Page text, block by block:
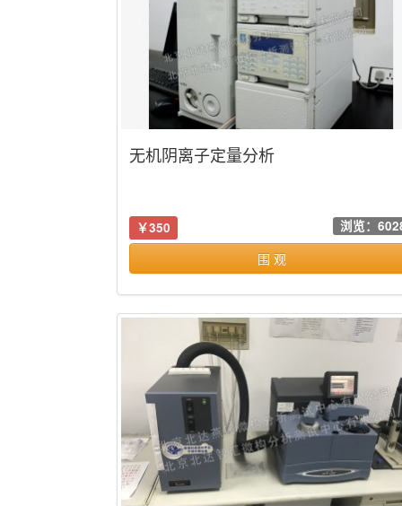
无机阴离子定量分析
￥350 浏览：
围 观